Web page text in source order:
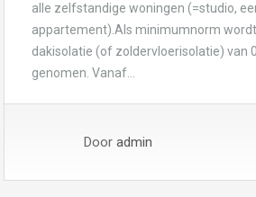
alle zelfstandige woningen (=studio,
appartement).Als minimumnorm
dakisolatie (of zoldervloerisolatie) van
genomen. Vanaf…
Door admin